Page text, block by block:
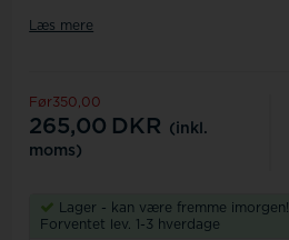
Læs mere
Før350,00
265,00 DKR
(inkl.
moms)
Lager - kan være fremme imorgen!
Forventet lev. 1-3 hverdage